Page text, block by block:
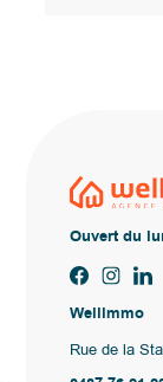
Ouvert du
Wellimmo
Rue de la